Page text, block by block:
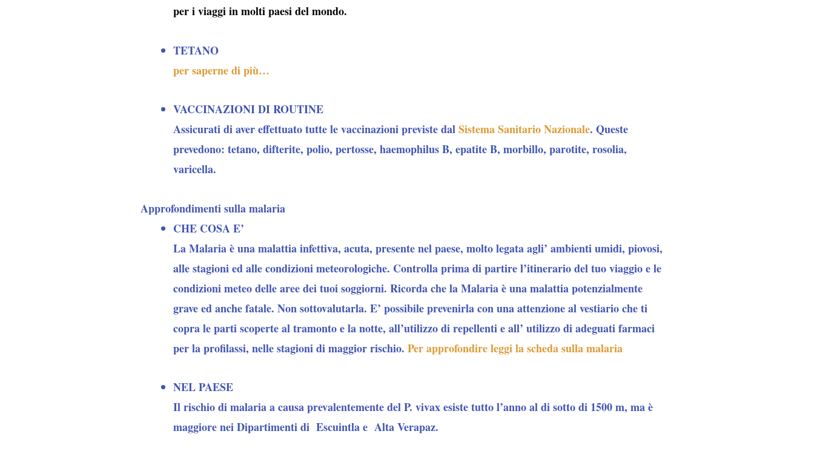
per i viaggi in molti paesi del mondo.
TETANO
per saperne di più…
VACCINAZIONI DI ROUTINE
Assicurati di aver effettuato tutte le vaccinazioni previste dalSistema Sanitario Nazionale. Queste
prevedono: tetano, difterite, polio, pertosse, haemophilus B, epatite B, morbillo, parotite, rosolia,
varicella.
Approfondimenti sulla malaria
CHE COSA E’
La Malaria è una malattia infettiva, acuta, presente nel paese, molto legata agli’ ambienti umidi, piovosi,
alle stagioni ed alle condizioni meteorologiche. Controlla prima di partire l’itinerario del tuo viaggio e le
condizioni meteo delle aree dei tuoi soggiorni. Ricorda che la Malaria è una malattia potenzialmente
grave ed anche fatale. Non sottovalutarla. E’ possibile prevenirla con una attenzione al vestiario che ti
copra le parti scoperte al tramonto e la notte, all’utilizzo di repellenti e all’ utilizzo di adeguati farmaci
per la profilassi, nelle stagioni di maggior rischio. Per approfondire leggi la scheda sulla malaria
NEL PAESE
Il rischio di malaria a causa prevalentemente del P. vivax esiste tutto l’anno al di sotto di 1500 m, ma è
maggiore nei Dipartimenti di Escuintla e Alta Verapaz.